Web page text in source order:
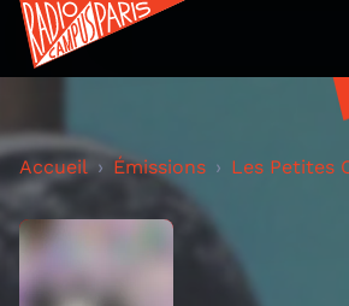
Accueil Émissions Les Petites